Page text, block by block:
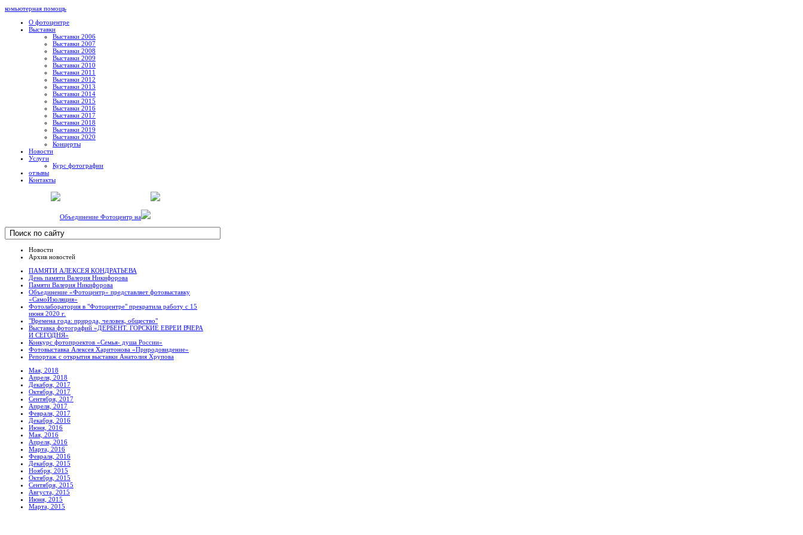
комьютерная помощь
О фотоцентре
Выставки
Выставки 2006
Выставки 2007
Выставки 2008
Выставки 2009
Выставки 2010
Выставки 2011
Выставки 2012
Выставки 2013
Выставки 2014
Выставки 2015
Выставки 2016
Выставки 2017
Выставки 2018
Выставки 2019
Выставки 2020
Концерты
Новости
Услуги
Курс фотографии
отзывы
Контакты
Объединение Фотоцентр на
Новости
Архив новостей
ПАМЯТИ АЛЕКСЕЯ КОНДРАТЬЕВА
День памяти Валерия Никифорова
Памяти Валерия Никифорова
Объединение «Фотоцентр» представляет фотовыставку
«СамоИзоляция»
Фотолаборатория в "Фотоцентре" прекратила работу с 15
июня 2020 г.
"Времена года: природа, человек, общество"
Выставка фотографий «ДЕРБЕНТ. ГОРСКИЕ ЕВРЕИ ВЧЕРА
И СЕГОДНЯ»
Конкурс фотопроектов «Семья- душа России»
Фотовыставка Алексея Харитонова «Природовидение»
Репортаж с открытия выставки Анатолия Хрупова
Мая, 2018
Апреля, 2018
Декабря, 2017
Октября, 2017
Сентября, 2017
Апреля, 2017
Февраля, 2017
Декабря, 2016
Июня, 2016
Мая, 2016
Апреля, 2016
Марта, 2016
Февраля, 2016
Декабря, 2015
Ноября, 2015
Октября, 2015
Сентября, 2015
Августа, 2015
Июня, 2015
Марта, 2015